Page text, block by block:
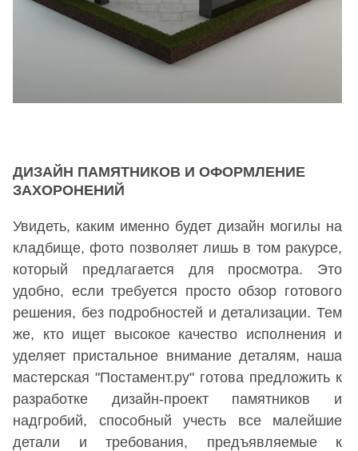
ДИЗАЙН ПАМЯТНИКОВ И ОФОРМЛЕНИЕ
ЗАХОРОНЕНИЙ
Увидеть, каким именно будет дизайн могилы на
кладбище, фото позволяет лишь в том ракурсе,
который предлагается для просмотра. Это
удобно, если требуется просто обзор готового
решения, без подробностей и детализации. Тем
же, кто ищет высокое качество исполнения и
уделяет пристальное внимание деталям, наша
мастерская "Постамент.ру" готова предложить к
разработке дизайн-проект памятников и
надгробий, способный учесть все малейшие
детали и требования, предъявляемые к